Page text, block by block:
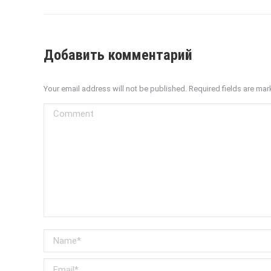
Добавить комментарий
Your email address will not be published. Required fields are
Comment
Name *
Email *